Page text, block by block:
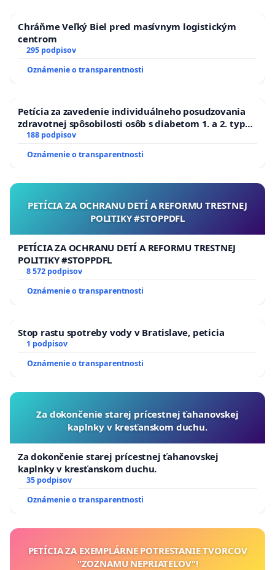
Chráňme Veľký Biel pred masívnym logistickým
centrom
295 podpisov
Oznámenie o transparentnosti
Petícia za zavedenie individuálneho posudzovania
zdravotnej spôsobilosti osôb s diabetom 1. a 2. typu
pri prijímaní do Policajného zboru SR
188 podpisov
Oznámenie o transparentnosti
PETÍCIA ZA OCHRANU DETÍ A REFORMU TRESTNEJ
POLITIKY #STOPPDFL
PETÍCIA ZA OCHRANU DETÍ A REFORMU TRESTNEJ
POLITIKY #STOPPDFL
8 572 podpisov
Oznámenie o transparentnosti
Stop rastu spotreby vody v Bratislave, peticia
1 podpisov
Oznámenie o transparentnosti
Za dokončenie starej prícestnej ťahanovskej
kaplnky v kresťanskom duchu.
Za dokončenie starej prícestnej ťahanovskej
kaplnky v kresťanskom duchu.
35 podpisov
Oznámenie o transparentnosti
PETÍCIA ZA EXEMPLÁRNE POTRESTANIE TVORCOV
"ZOZNAMU NEPRIATEĽOV"!